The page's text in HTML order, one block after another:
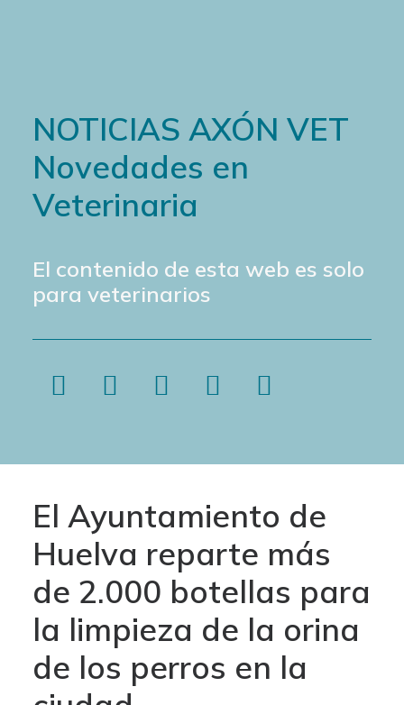
NOTICIAS AXÓN VET
Novedades en
Veterinaria
El contenido de esta web es solo
para veterinarios
El Ayuntamiento de
Huelva reparte más
de 2.000 botellas para
la limpieza de la orina
de los perros en la